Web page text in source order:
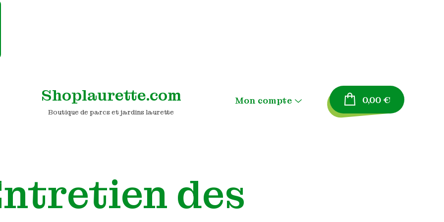
Shoplaurette.com
Boutique de parcs et jardins laurette
Mon compte Menu
0,00€
des